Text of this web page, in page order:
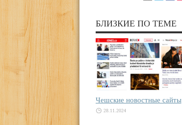
БЛИЗКИЕ ПО ТЕМЕ
Чешские новостные сайты
28.11.2024